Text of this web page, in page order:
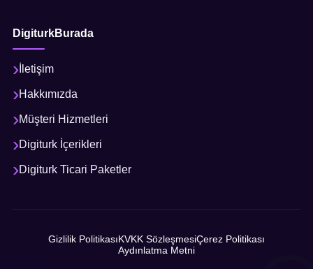
DigiturkBurada
İletişim
Hakkımızda
Müşteri Hizmetleri
Digiturk İçerikleri
Digiturk Ticari Paketler
Gizlilik PolitikasıKVKK SözleşmesiÇerez Politikası
Aydınlatma Metni